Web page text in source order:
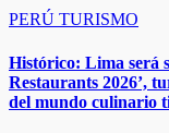
PERÚ TURISMO
Histórico: Lima será
Restaurants 2026’,
del mundo culinario